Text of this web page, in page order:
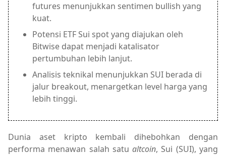
futures menunjukkan sentimen bullish yang
kuat.
Potensi ETF Sui spot yang diajukan oleh
Bitwise dapat menjadi katalisator
pertumbuhan lebih lanjut.
Analisis teknikal menunjukkan SUI berada di
jalur breakout, menargetkan level harga yang
lebih tinggi.
Dunia aset kripto kembali dihebohkan dengan
performa menawan salah satualtcoin, Sui (SUI), yang